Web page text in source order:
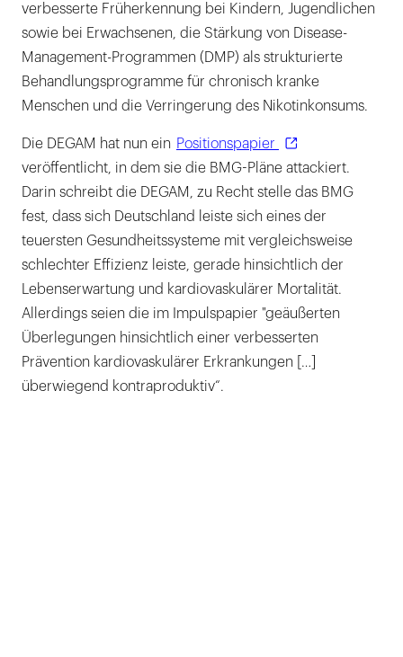
verbesserte Früherkennung bei Kindern, Jugendlichen
sowie bei Erwachsenen, die Stärkung von Disease-
Management-Programmen (DMP) als strukturierte
Behandlungsprogramme für chronisch kranke
Menschen und die Verringerung des Nikotinkonsums.
Die DEGAM hat nun ein Positionspapier
veröffentlicht, in dem sie die BMG-Pläne attackiert.
Darin schreibt die DEGAM, zu Recht stelle das BMG
fest, dass sich Deutschland leiste sich eines der
teuersten Gesundheitssysteme mit vergleichsweise
schlechter Effizienz leiste, gerade hinsichtlich der
Lebenserwartung und kardiovaskulärer Mortalität.
Allerdings seien die im Impulspapier "geäußerten
Überlegungen hinsichtlich einer verbesserten
Prävention kardiovaskulärer Erkrankungen […]
überwiegend kontraproduktiv“.